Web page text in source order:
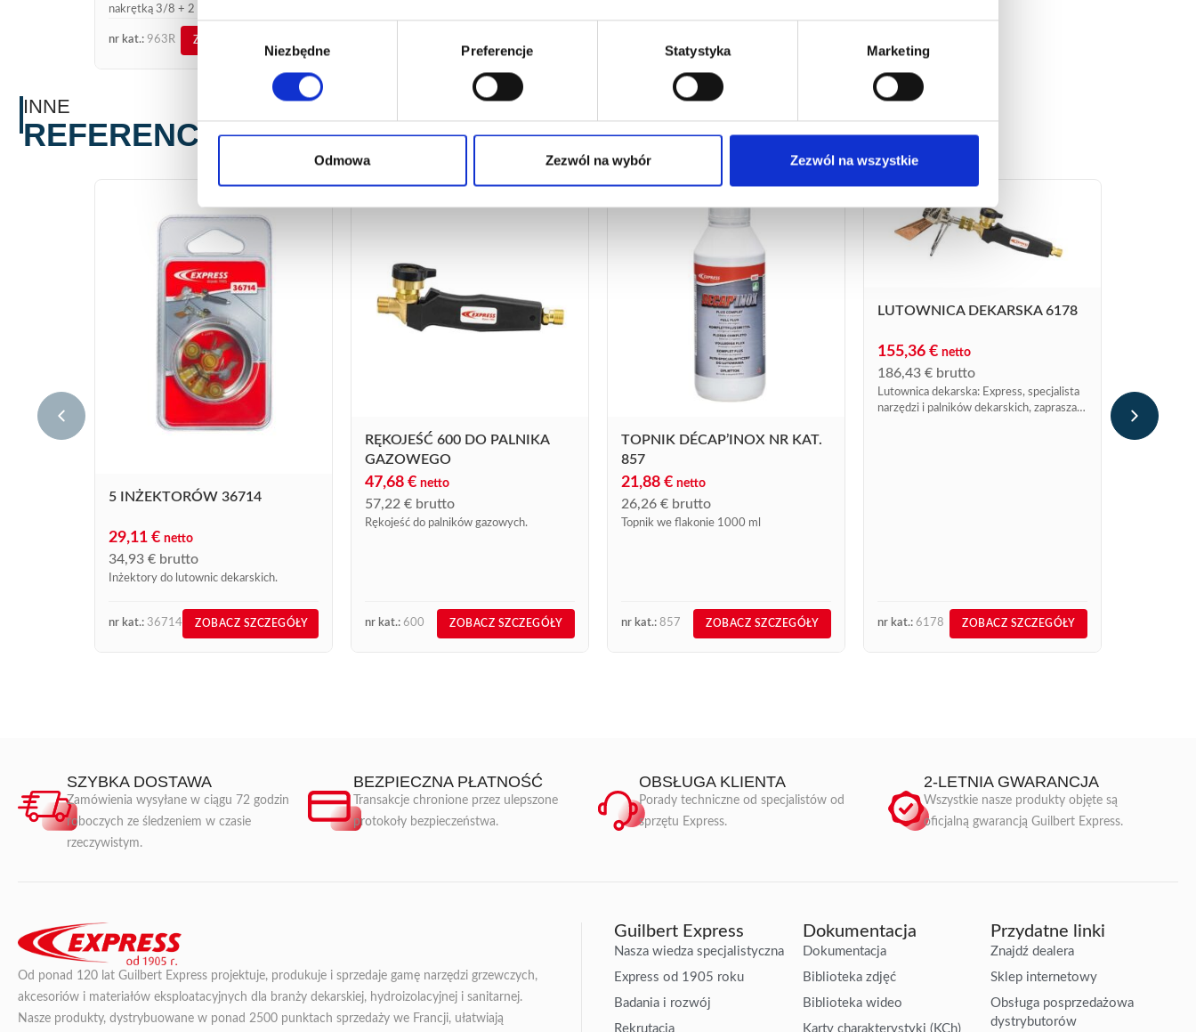
Wybór
Niezbędne Preferencje Statystyka Marketing
Odmowa Zezwól na wybór Zezwól na wszystkie
nakrętką 3/8 + 2 opaski zaciskowe Nr
ref. 963/20. Ten model referencyjny
963R jest dostępny w sprzedaży online...
nr kat.: 963R ZOBACZ SZCZEGÓŁY
INNE
REFERENCJE
5 INŻEKTORÓW 36714
29,11 € netto
34,93 € brutto
Inżektory do lutownic dekarskich.
nr kat.: 36714 ZOBACZ SZCZEGÓŁY
RĘKOJEŚĆ 600 DO PALNIKA
GAZOWEGO
47,68 € netto
57,22 € brutto
Rękojeść do palników gazowych.
nr kat.: 600 ZOBACZ SZCZEGÓŁY
TOPNIK DÉCAP’INOX NR KAT.
857
21,88 € netto
26,26 € brutto
Topnik we flakonie 1000 ml
nr kat.: 857 ZOBACZ SZCZEGÓŁY
LUTOWNICA DEKARSKA 6178
155,36 € netto
186,43 € brutto
Lutownica dekarska: Express, specjalista
narzędzi i palników dekarskich, zaprasza
nr kat.: 6178 ZOBACZ SZCZEGÓŁY
54,21
65,05
SZYBKA DOSTAWA
Zamówienia wysyłane w ciągu 72 godzin
roboczych ze śledzeniem w czasie
rzeczywistym.
BEZPIECZNA PŁATNOŚĆ
Transakcje chronione przez ulepszone
protokoły bezpieczeństwa.
OBSŁUGA KLIENTA
Porady techniczne od specjalistów od
sprzętu Express.
2-LETNIA GWARANCJA
Wszystkie nasze produkty objęte są
oficjalną gwarancją Guilbert Express.
Od ponad 120 lat Guilbert Express projektuje, produkuje i sprzedaje gamę narzędzi grzewczych,
akcesoriów i materiałów eksploatacyjnych dla branży dekarskiej, hydroizolacyjnej i sanitarnej.
Nasze produkty, dystrybuowane w ponad 2500 punktach sprzedaży we Francji, ułatwiają
Guilbert Express
Nasza wiedza specjalistyczna
Express od 1905 roku
Badania i rozwój
Rekrutacja
Dokumentacja
Dokumentacja
Biblioteka zdjęć
Biblioteka wideo
Karty charakterystyki (KCh)
Przydatne linki
Znajdź dealera
Sklep internetowy
Obsługa posprzedażowa
dystrybutorów